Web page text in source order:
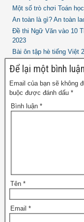
Một số trò chơi Toán
An toàn là gì? An toàn
Đề thi Ngữ Văn vào 10
2023
Bài ôn tập hè tiếng Việt
Để lại một bình luận
Email của bạn sẽ không
buộc được đánh dấu *
Bình luận *
Tên *
Email *